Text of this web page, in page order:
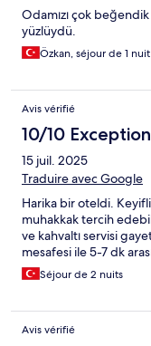
Odamızı çok
yüzlüydü.
Özkan, séjour de 1 nuit
Avis vérifié
10/10
15 juil. 2025
Traduire avec Google
Harika bir oteldi.
muhakkak tercih
ve kahvaltı servisi
mesafesi ile 5-7 dk
Séjour de 2 nuits
Avis vérifié